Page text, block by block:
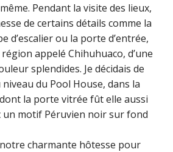
Pendant la visite des lieux,
de certains détails comme la
d’escalier ou la porte d’entrée,
appelé Chihuhuaco, d’une
splendides. Je décidais de
du Pool House, dans la
la porte vitrée fût elle aussi
un motif Péruvien noir sur fond
charmante hôtesse pour